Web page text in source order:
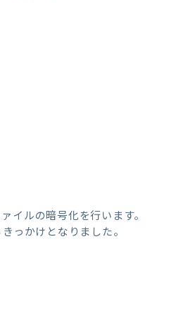
イルの暗号化を行います。
っかけとなりました。